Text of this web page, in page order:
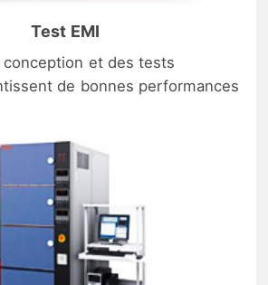
Test EMI
et des tests
de bonnes performances